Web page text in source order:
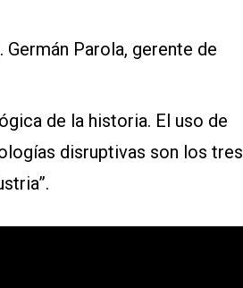
Germán Parola, gerente de
de la historia. El uso de
disruptivas son los tres